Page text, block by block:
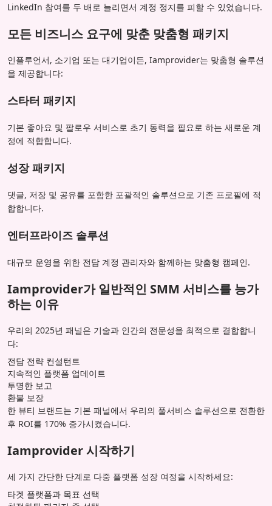
LinkedIn 참여를 두 배로 늘리면서 계정 정지를 피할 수 있었습니다.
모든 비즈니스 요구에 맞춘 맞춤형 패키지
인플루언서, 소기업 또는 대기업이든, Iamprovider는 맞춤형 솔루션
을 제공합니다:
스타터 패키지
기본 좋아요 및 팔로우 서비스로 초기 동력을 필요로 하는 새로운 계
정에 적합합니다.
성장 패키지
댓글, 저장 및 공유를 포함한 포괄적인 솔루션으로 기존 프로필에 적
합합니다.
엔터프라이즈 솔루션
대규모 운영을 위한 전담 계정 관리자와 함께하는 맞춤형 캠페인.
Iamprovider가 일반적인 SMM 서비스를 능가
하는 이유
우리의 2025년 패널은 기술과 인간의 전문성을 최적으로 결합합니
다:
전담 전략 컨설턴트
지속적인 플랫폼 업데이트
투명한 보고
환불 보장
한 뷰티 브랜드는 기본 패널에서 우리의 풀서비스 솔루션으로 전환한
후 ROI를 170% 증가시켰습니다.
Iamprovider 시작하기
세 가지 간단한 단계로 다중 플랫폼 성장 여정을 시작하세요:
타겟 플랫폼과 목표 선택